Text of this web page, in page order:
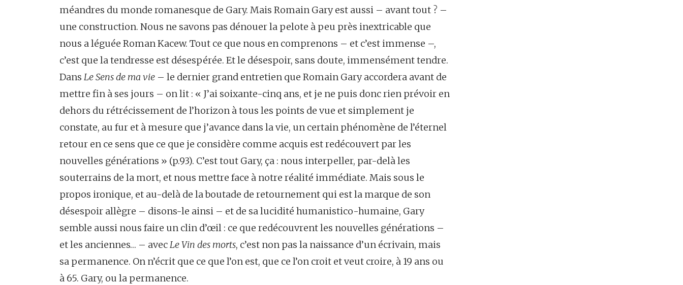
méandres du monde romanesque de Gary. Mais Romain Gary est aussi – avant tout ? –
une construction. Nous ne savons pas dénouer la pelote à peu près inextricable que
nous a léguée Roman Kacew. Tout ce que nous en comprenons – et c’est immense –,
c’est que la tendresse est désespérée. Et le désespoir, sans doute, immensément tendre.
Dans Le Sens de ma vie – le dernier grand entretien que Romain Gary accordera avant de
mettre fin à ses jours – on lit : « J’ai soixante-cinq ans, et je ne puis donc rien prévoir en
dehors du rétrécissement de l’horizon à tous les points de vue et simplement je
constate, au fur et à mesure que j’avance dans la vie, un certain phénomène de l’éternel
retour en ce sens que ce que je considère comme acquis est redécouvert par les
nouvelles générations » (p.93). C’est tout Gary, ça : nous interpeller, par-delà les
souterrains de la mort, et nous mettre face à notre réalité immédiate. Mais sous le
propos ironique, et au-delà de la boutade de retournement qui est la marque de son
désespoir allègre – disons-le ainsi – et de sa lucidité humanistico-humaine, Gary
semble aussi nous faire un clin d’œil : ce que redécouvrent les nouvelles générations –
et les anciennes… – avecLe Vin des morts, c’est non pas la naissance d’un écrivain, mais
sa permanence. On n’écrit que ce que l’on est, que ce l’on croit et veut croire, à 19 ans ou
à 65. Gary, ou la permanence.